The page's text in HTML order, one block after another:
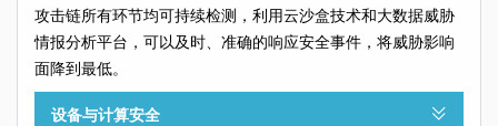
攻击链所有环节均可持续检测，利用云沙盒技术和大数据威胁
情报分析平台，可以及时、准确的响应安全事件，将威胁影响
面降到最低。
设备与计算安全